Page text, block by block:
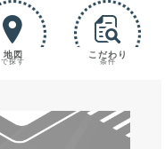
地図
で探す
こだわり
条件